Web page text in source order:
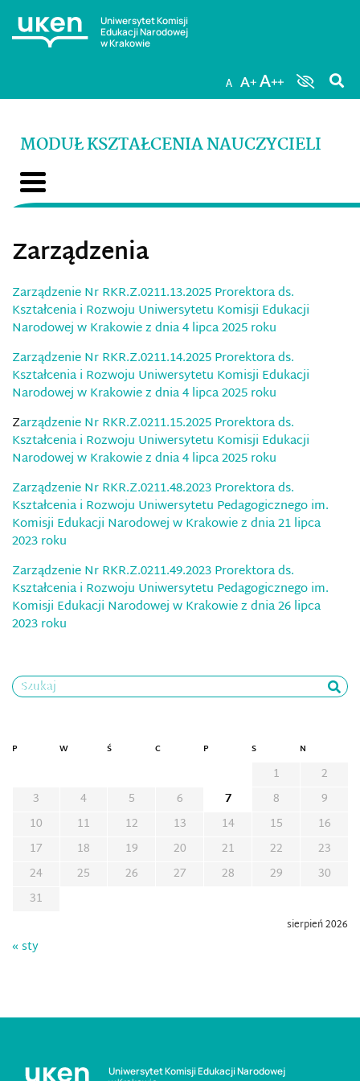
Uniwersytet Komisji
Edukacji Narodowej
w Krakowie
MODUŁ KSZTAŁCENIA NAUCZYCIELI
Zarządzenia
Zarządzenie Nr RKR.Z.0211.13.2025 Prorektora ds.
Kształcenia i Rozwoju Uniwersytetu Komisji Edukacji
Narodowej w Krakowie z dnia 4 lipca 2025 roku
Zarządzenie Nr RKR.Z.0211.14.2025 Prorektora ds.
Kształcenia i Rozwoju Uniwersytetu Komisji Edukacji
Narodowej w Krakowie z dnia 4 lipca 2025 roku
Zarządzenie Nr RKR.Z.0211.15.2025 Prorektora ds.
Kształcenia i Rozwoju Uniwersytetu Komisji Edukacji
Narodowej w Krakowie z dnia 4 lipca 2025 roku
Zarządzenie Nr RKR.Z.0211.48.2023 Prorektora ds.
Kształcenia i Rozwoju Uniwersytetu Pedagogicznego im.
Komisji Edukacji Narodowej w Krakowie z dnia 21 lipca
2023 roku
Zarządzenie Nr RKR.Z.0211.49.2023 Prorektora ds.
Kształcenia i Rozwoju Uniwersytetu Pedagogicznego im.
Komisji Edukacji Narodowej w Krakowie z dnia 26 lipca
2023 roku
Szukaj
sierpień 2026
P W Ś C P S N
1
2
3
4 5 6 7 8
9
10
11 12 13 14 15
16
17
18 19 20 21 22
23
24
25 26 27 28 29
30
31
« sty
Uniwersytet Komisji Edukacji Narodowej